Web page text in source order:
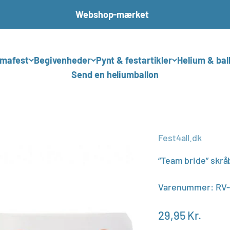
Webshop-mærket
Begivenheder Pynt & festartikler Helium &
Send en heliumballon
Fest4all.dk
“Team bride”
Varenummer:
Salgspris
29,95 Kr.